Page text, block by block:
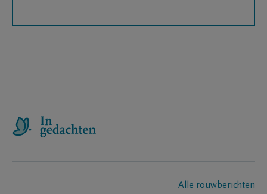
Alle rouwberichten